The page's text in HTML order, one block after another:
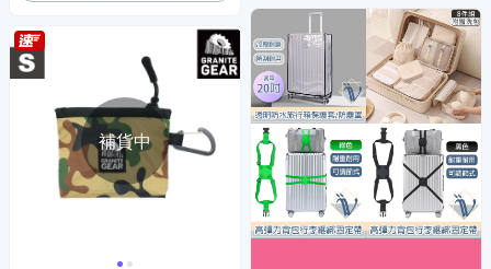
補貨中